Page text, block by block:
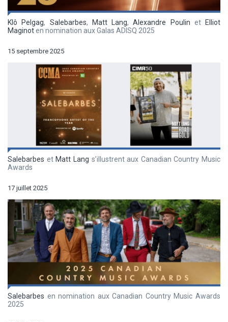
Klô Pelgag, Salebarbes, Matt Lang,Alexandre Poulin et
Elliot
Maginoten nomination aux Galas ADISQ 2025
15 septembre 2025
Salebarbes et Matt Lang s’illustrent aux Canadian Country Music
Awards
17 juillet 2025
Salebarbes en nomination aux Canadian Country Music Awards
2025